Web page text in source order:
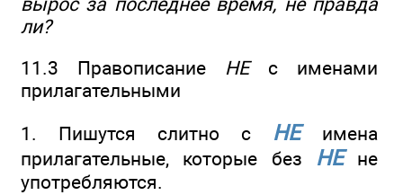
ли?
11.3 Правописание НЕс именами
прилагательными
1. Пишутся слитно с НЕимена
прилагательные, которые без НЕне
употребляются.